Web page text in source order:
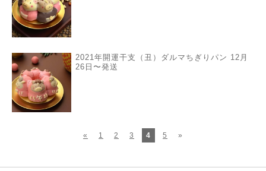
2021年開運干支（丑）ダルマちぎりパン 12月
26日〜発送
« 1 2 3 4 5 »